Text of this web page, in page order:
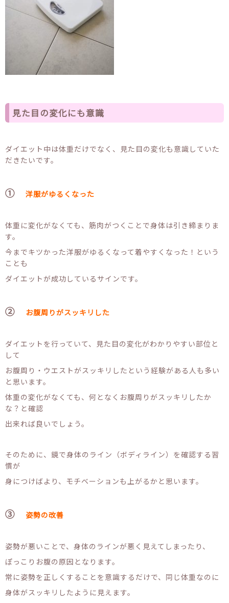
見た目の変化にも意識
ダイエット中は体重だけでなく、見た目の変化も意識していた
だきたいです。
① 洋服がゆるくなった
体重に変化がなくても、筋肉がつくことで身体は引き締まりま
す。
今までキツかった洋服がゆるくなって着やすくなった！という
ことも
ダイエットが成功しているサインです。
② お腹周りがスッキリした
ダイエットを行っていて、見た目の変化がわかりやすい部位と
して
お腹周り・ウエストがスッキリしたという経験がある人も多い
と思います。
体重の変化がなくても、何となくお腹周りがスッキリしたか
な？と確認
出来れば良いでしょう。
そのために、鏡で身体のライン（ボディライン）を確認する習
慣が
身につけばより、モチベーションも上がるかと思います。
③ 姿勢の改善
姿勢が悪いことで、身体のラインが悪く見えてしまったり、
ぽっこりお腹の原因となります。
常に姿勢を正しくすることを意識するだけで、同じ体重なのに
身体がスッキリしたように見えます。